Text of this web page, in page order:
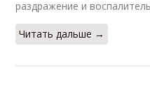
раздражение и
Читать дальше →